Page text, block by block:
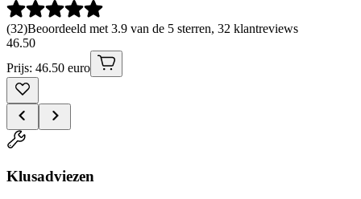
(32)Beoordeeld met 3.9 van de 5 sterren, 32 klantreviews
46.50
Prijs: 46.50 euro
Klusadviezen